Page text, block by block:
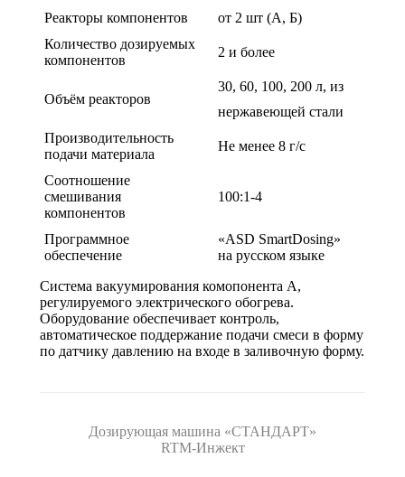
Реакторы компонентов
от 2 шт (А, Б)
Количество дозируемых
компонентов
2 и более
Объём реакторов
30, 60, 100, 200 л, из
нержавеющей стали
Производительность
подачи материала
Не менее 8 г/с
Соотношение
смешивания
компонентов
100:1-4
Программное
обеспечение
«ASD SmartDosing»
на русском языке
Система вакуумирования комопонента А,
регулируемого электрического обогрева.
Оборудование обеспечивает контроль,
автоматическое поддержание подачи смеси в форму
по датчику давлению на входе в заливочную форму.
Дозирующая машина «СТАНДАРТ»
RTM-Инжект